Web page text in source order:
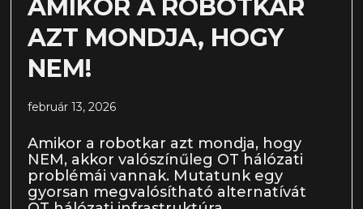
AMIKOR A ROBOTKAR
AZT MONDJA, HOGY
NEM!
február 13, 2026
Amikor a robotkar azt mondja, hogy
NEM, akkor valószínűleg OT hálózati
problémái vannak. Mutatunk egy
gyorsan megvalósítható alternatívát